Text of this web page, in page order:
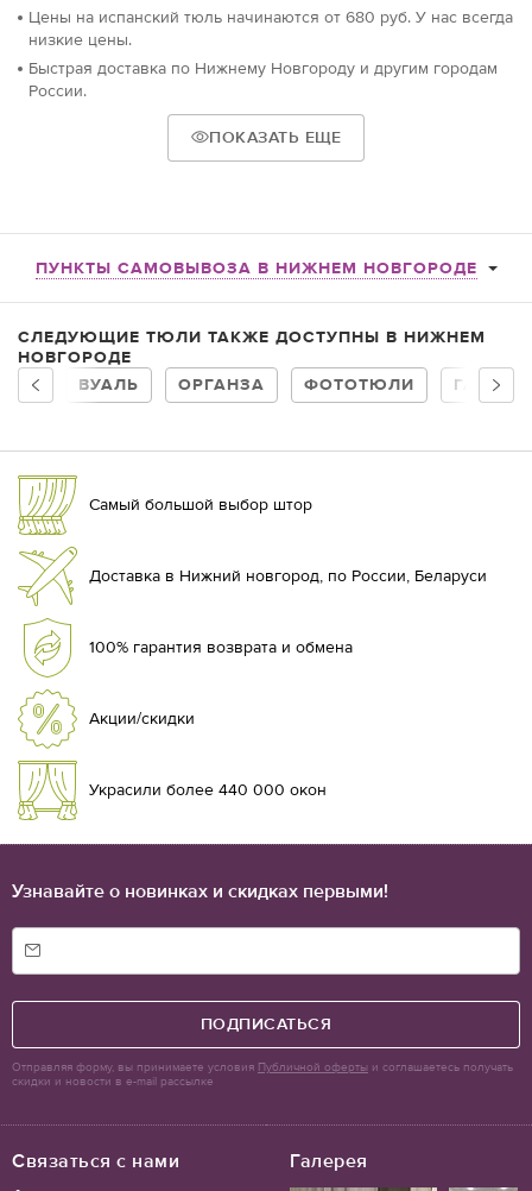
Цены на испанский тюль начинаются от 680 руб. У нас всегда
низкие цены.
Быстрая доставка по Нижнему Новгороду и другим городам
России.
ПОКАЗАТЬ ЕЩЕ
ПУНКТЫ САМОВЫВОЗА В НИЖНЕМ НОВГОРОДЕ
СЛЕДУЮЩИЕ ТЮЛИ ТАКЖЕ ДОСТУПНЫ В НИЖНЕМ
НОВГОРОДЕ
ВУАЛЬ
ОРГАНЗА ФОТОТЮЛИ
Самый большой выбор штор
Доставка в Нижний новгород, по России, Беларуси
100% гарантия возврата и обмена
Акции/скидки
Украсили более 440 000 окон
Галерея
Связаться с нами
Узнавайте о новинках и скидках первыми!
ПОДПИСАТЬСЯ
Отправляя форму, вы принимаете условия Публичной оферты и соглашаетесь получать
скидки и новости в e-mail рассылке